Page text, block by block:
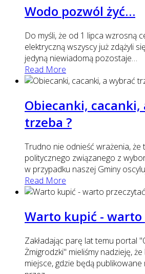
Wodo pozwól żyć…
Do myśli, że od 1 lipca wzrosną
elektryczną wszyscy już zdążyli
jedyną niewiadomą pozostaje…
Read More
Obiecanki, cacanki,
trzeba ?
Trudno nie odnieść wrażenia,
politycznego związanego z
w przypadku naszej Gminy
Read More
Warto kupić - warto
Zakładając parę lat temu portal
Żmigrodzki" mieliśmy nadzieję,
miejsce, gdzie będą publikowane